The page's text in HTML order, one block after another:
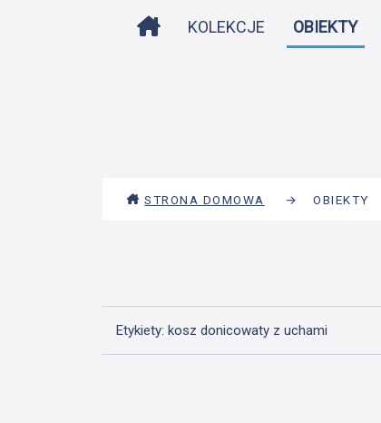
STRONA DOMOWA
KOLEKCJE OBIEKTY
STRONA DOMOWA → OBIEKTY
Etykiety: kosz donicowaty z uchami